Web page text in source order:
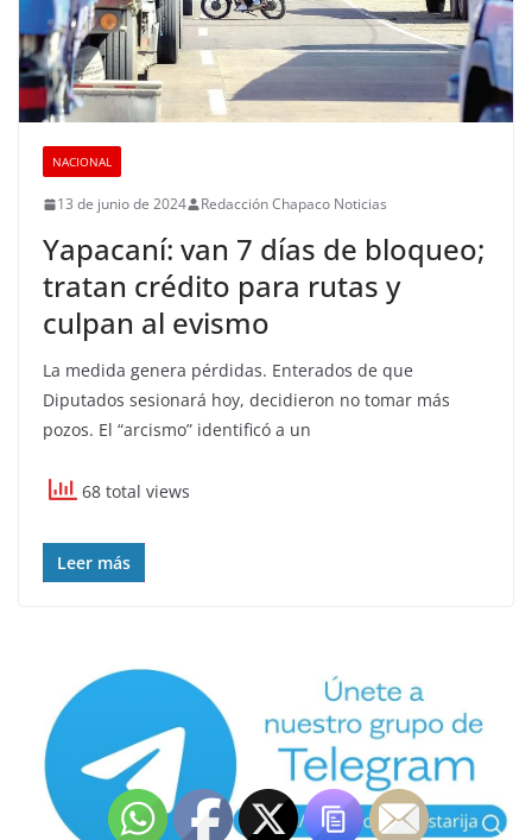
NACIONAL
13 de junio de 2024 Redacción Chapaco Noticias
Yapacaní: van 7 días de bloqueo;
tratan crédito para rutas y
culpan al evismo
La medida genera pérdidas. Enterados de que
Diputados sesionará hoy, decidieron no tomar más
pozos. El “arcismo” identificó a un
68 total views
Leer más